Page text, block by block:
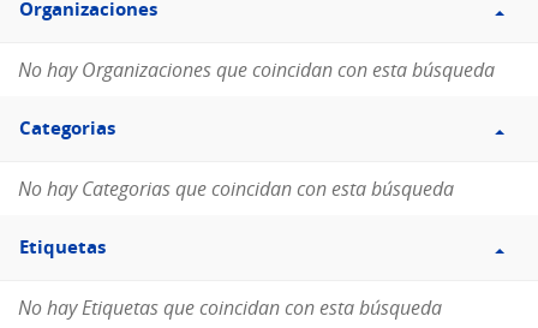
Organizaciones
Organizaciones
No hay Organizaciones que coincidan con esta búsqueda
Filtro
Categorias
Categorias
No hay Categorias que coincidan con esta búsqueda
Filtro
Etiquetas
Etiquetas
No hay Etiquetas que coincidan con esta búsqueda